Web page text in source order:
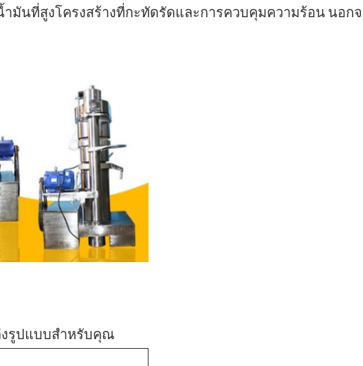
มันที่สูงโครงสร้างที่กะทัดรัดและการควบคุมความร้อน นอก
งรูปแบบสำหรับคุณ